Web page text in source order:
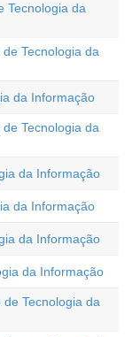
Tecnologia da
Tecnologia da
da Informação
Tecnologia da
da Informação
da Informação
da Informação
da Informação
Tecnologia da